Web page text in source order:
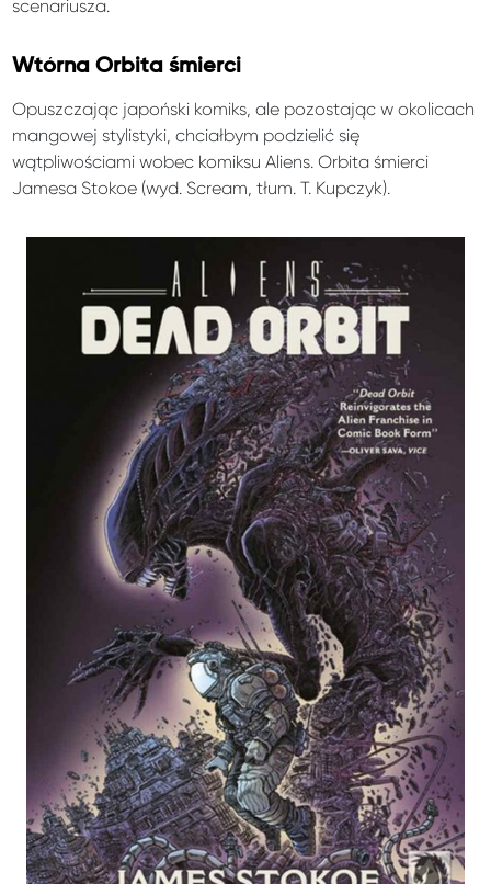
scenariusza.
Wtórna Orbita śmierci
Opuszczając japoński komiks, ale pozostając w okolicach
mangowej stylistyki, chciałbym podzielić się
wątpliwościami wobec komiksu Aliens. Orbita śmierci
Jamesa Stokoe (wyd. Scream, tłum. T. Kupczyk).